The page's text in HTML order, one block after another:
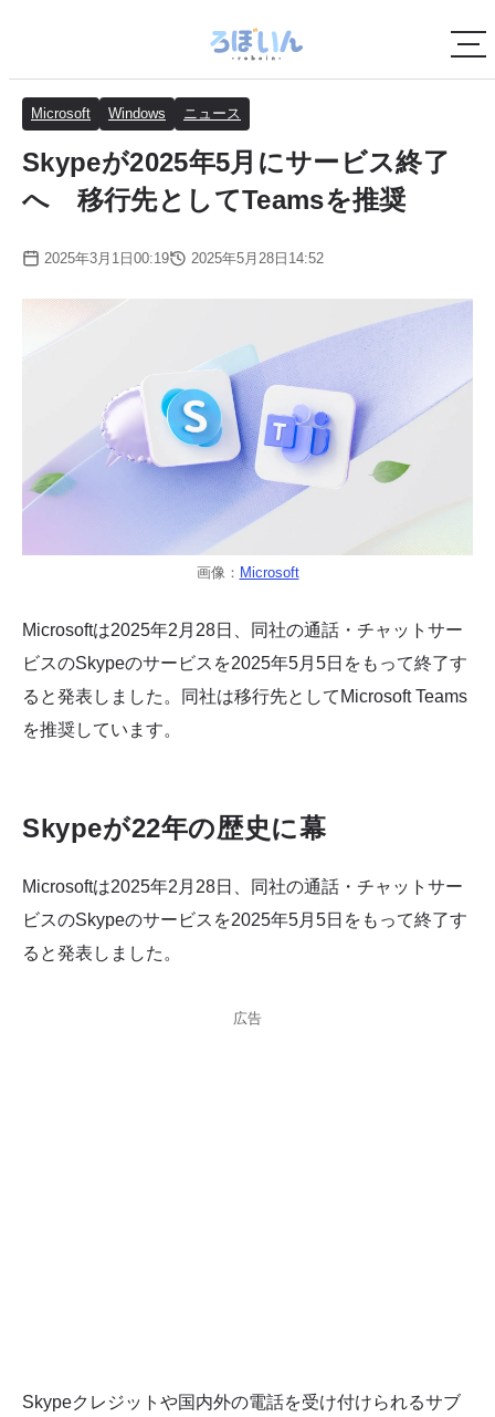
Microsoft Windows ニュース
Skypeが2025年5月にサービス終了
へ 移行先としてTeamsを推奨
2025年3月1日00:19 2025年5月28日14:52
画像： Microsoft
Microsoftは2025年2月28日、同社の通話・チャットサー
ビスのSkypeのサービスを2025年5月5日をもって終了す
ると発表しました。同社は移行先としてMicrosoft Teams
を推奨しています。
Skypeが22年の歴史に幕
Microsoftは2025年2月28日、同社の通話・チャットサー
ビスのSkypeのサービスを2025年5月5日をもって終了す
ると発表しました。
広告
Skypeクレジットや国内外の電話を受け付けられるサブ